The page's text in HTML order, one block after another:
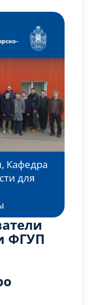
, Кафедра
для
ФГУП